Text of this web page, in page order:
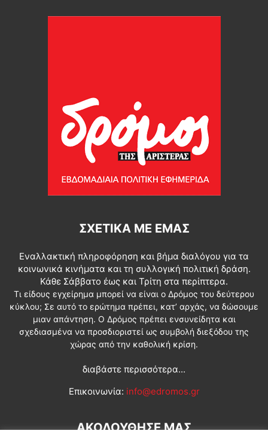
ΣΧΕΤΙΚΆ ΜΕ ΕΜΆΣ
Εναλλακτική πληροφόρηση και βήμα διαλόγου για τα
κοινωνικά κινήματα και τη συλλογική πολιτική δράση.
Κάθε Σάββατο έως και Τρίτη στα περίπτερα.
Τι είδους εγχείρημα μπορεί να είναι ο Δρόμος του δεύτερου
κύκλου; Σε αυτό το ερώτημα πρέπει, κατ’ αρχάς, να δώσουμε
μιαν απάντηση. Ο Δρόμος πρέπει ενσυνείδητα και
σχεδιασμένα να προσδιοριστεί ως συμβολή διεξόδου της
χώρας από την καθολική κρίση.
διαβάστε περισσότερα...
Επικοινωνία: info@edromos.gr
ΑΚΟΛΟΥΘΗΣΕ ΜΑΣ